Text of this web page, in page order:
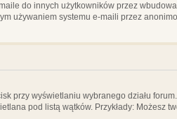
do innych użytkowników przez
używaniem systemu e-maili przez
przy wyświetlaniu wybranego działu
pod listą wątków. Przykłady: Możesz